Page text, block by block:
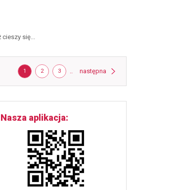
cieszy się...
Strona
STRONA
1 STRONA
2 STRONA
3 .. następna strona
Nasza aplikacja